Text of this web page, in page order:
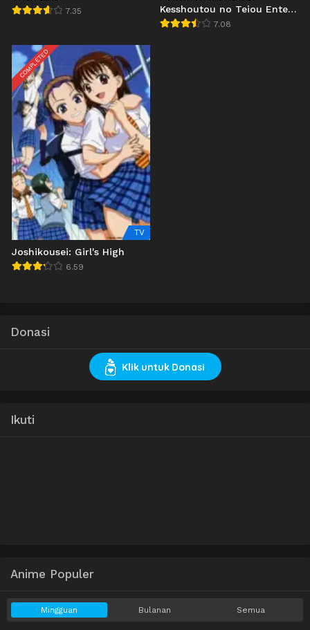
7.35
Kesshoutou no Teiou Entei
(2000)
7.08
COMPLETED
TV
Joshikousei: Girl's High
6.59
Donasi
Klik untuk Donasi
Ikuti
Anime Populer
Mingguan Bulanan Semua